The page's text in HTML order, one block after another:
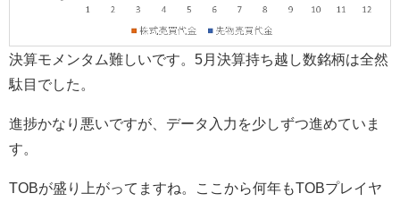
決算モメンタム難しいです。5月決算持ち越し数銘柄は全然
駄目でした。
進捗かなり悪いですが、データ入力を少しずつ進めていま
す。
TOBが盛り上がってますね。ここから何年もTOBプレイヤ